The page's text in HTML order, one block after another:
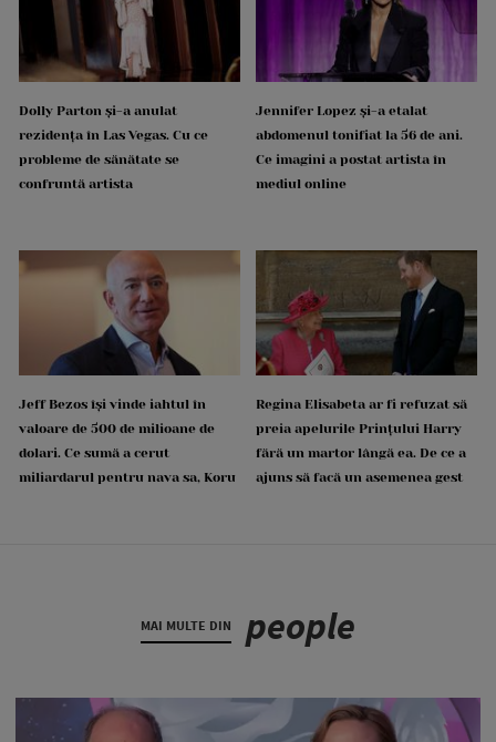
Dolly Parton și-a anulat
rezidența în Las Vegas. Cu ce
probleme de sănătate se
confruntă artista
Jennifer Lopez și-a etalat
abdomenul tonifiat la 56 de ani.
Ce imagini a postat artista în
mediul online
Jeff Bezos își vinde iahtul în
valoare de 500 de milioane de
dolari. Ce sumă a cerut
miliardarul pentru nava sa, Koru
Regina Elisabeta ar fi refuzat să
preia apelurile Prințului Harry
fără un martor lângă ea. De ce a
ajuns să facă un asemenea gest
MAI MULTE DIN people